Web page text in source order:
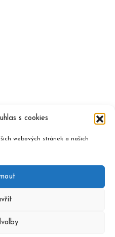
s cookies
webových stránek a našich